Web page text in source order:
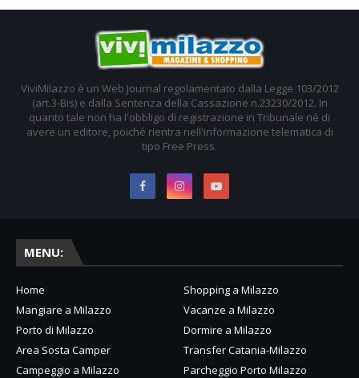
ViviMilazzo è un Web Journal regolamentato dalla Legge 103/2012
(art.3-Bis) e dalla Sentenza della Cassazione n.23230/2012. In
quanto tale non ha l'obbligo di registrazione in Tribunale nè di
avere un editore, poiché rientra nell'informazione telematica di
tipo Free Press.
MENU:
Home
Shopping a Milazzo
Mangiare a Milazzo
Vacanze a Milazzo
Porto di Milazzo
Dormire a Milazzo
Area Sosta Camper
Transfer Catania-Milazzo
Campeggio a Milazzo
Parcheggio Porto Milazzo